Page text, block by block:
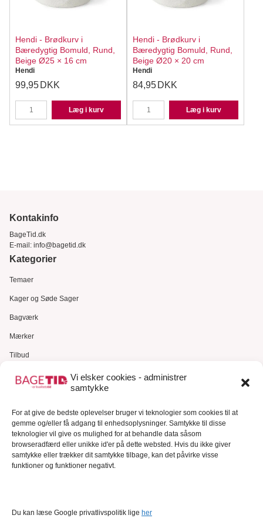
Vi elsker cookies - administrer
samtykke
For at give de bedste oplevelser bruger vi teknologier som cookies til at
gemme og/eller få adgang til enhedsoplysninger. Samtykke til disse
teknologier vil give os mulighed for at behandle data såsom
browseradfærd eller unikke id'er på dette websted. Hvis du ikke giver
samtykke eller trækker dit samtykke tilbage, kan det påvirke visse
funktioner og funktioner negativt.
Du kan læse Google privatlivspolitik lige her
Hendi - Brødkurv i
Bæredygtig Bomuld, Rund,
Beige Ø25 × 16 cm
Hendi
99,95 DKK
Læg i kurv
Hendi - Brødkurv i
Bæredygtig Bomuld, Rund,
Beige Ø20 × 20 cm
Hendi
84,95 DKK
Læg i kurv
Kontakinfo
BageTid.dk
E-mail: info@bagetid.dk
Kategorier
Temaer
Kager og Søde Sager
Bagværk
Mærker
Tilbud
Gavekort
Kundeservice
Kundeservice
FAQ – Ofte stillede spørgsmål
Om Bagetid.dk
Se Fødevarestyrelsens smiley-rapporter